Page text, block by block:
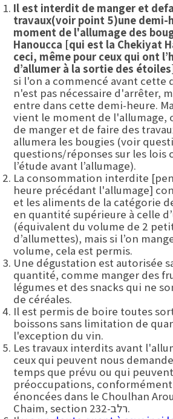
Il est interdit de manger et de
travaux(voir point 5)une demi-
moment de l'allumage des
Hanoucca [qui est la Chekiyat
ceci, même pour ceux qui ont
d’allumer à la sortie des
si l'on a commencé avant cette
n'est pas nécessaire d'arrêter,
entre dans cette demi-heure.
vient le moment de l'allumage,
de manger et de faire des
allumera les bougies (voir
questions/réponses sur les lois
l’étude avant l’allumage).
La consommation interdite
heure précédant l'allumage]
et les aliments de la catégorie
en quantité supérieure à celle
(équivalent du volume de 2
d’allumettes), mais si l’on
volume, cela est permis.
Une dégustation est autorisée
quantité, comme manger des
légumes et des snacks qui ne
de céréales.
Il est permis de boire toutes
boissons sans limitation de
l'exception du vin.
Les travaux interdits avant
ceux qui peuvent nous
temps que prévu ou qui
préoccupations, conformément
énoncées dans le Choulhan
Chaim, section 232-רלב.